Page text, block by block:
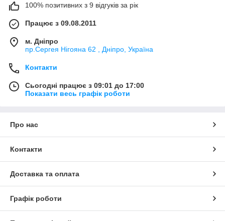
100% позитивних з 9 відгуків за рік
Працює з 09.08.2011
м. Дніпро
пр.Сергея Нігояна 62 , Дніпро, Україна
Контакти
Сьогодні працює з 09:01 до 17:00
Показати весь графік роботи
Про нас
Контакти
Доставка та оплата
Графік роботи